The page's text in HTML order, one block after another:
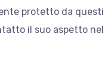
protetto da questi
il suo aspetto nel